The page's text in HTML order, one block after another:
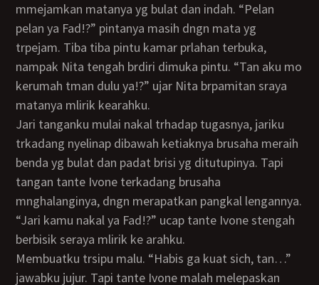
mmejamkan matanya yg bulat dan indah. “Pelan
pelan ya Fad!?” pintanya masih dngn mata yg
trpejam. Tiba tiba pintu kamar prlahan terbuka,
nampak Nita tengah brdiri dimuka pintu. “Tan aku mo
kerumah tman dulu ya!?” ujar Nita brpamitan sraya
matanya mlirik kearahku.
Jari tanganku mulai nakal trhadap tugasnya, jariku
trkadang nyelinap dibawah ketiaknya brusaha meraih
benda yg bulat dan padat brisi yg ditutupinya. Tapi
tangan tante Ivone terkadang brusaha
mnghalanginya, dngn merapatkan pangkal lengannya.
“Jari kamu nakal ya Fad!?” ucap tante Ivone stengah
berbisik seraya mlirik ke arahku.
Membuatku trsipu malu. “Habis ga kuat sich, tan…”
jawabku jujur. Tapi tante Ivone malah melepaskan